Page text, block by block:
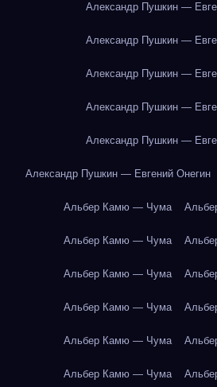
Александр Пушкин —
Александр Пушкин —
Александр Пушкин —
Александр Пушкин —
Александр Пушкин —
Александр Пушкин — Евгений Онегин
Альбер Камю — Чума
Альбер Камю — Чума
Альбер Камю — Чума
Альбер Камю — Чума
Альбер Камю — Чума
Альбер Камю — Чума